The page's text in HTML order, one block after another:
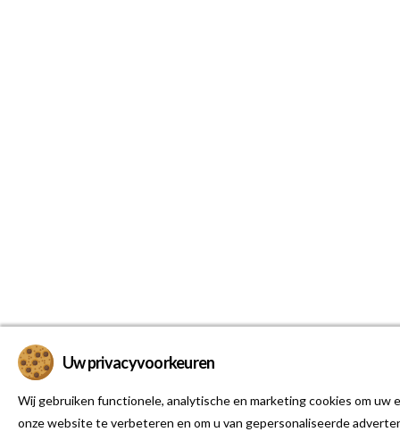
Uw privacyvoorkeuren
Wij gebruiken functionele, analytische en marketing cookies om uw
onze website te verbeteren en om u van gepersonaliseerde